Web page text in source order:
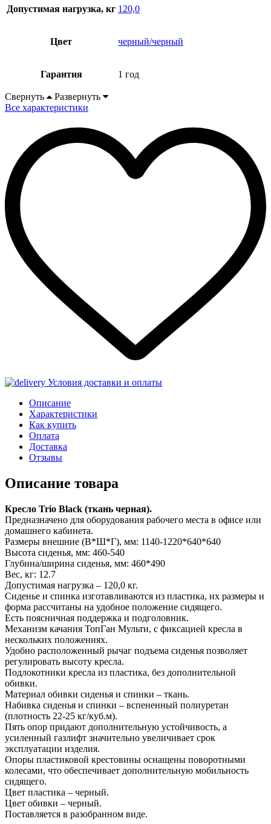
Допустимая нагрузка, кг 120,0
Цвет черный/черный
Гарантия 1 год
Свернуть
Развернуть
Все характеристики
Условия доставки и оплаты
Описание
Характеристики
Как купить
Оплата
Доставка
Отзывы
Описание товара
Кресло Trio Black (ткань черная).
Предназначено для оборудования рабочего места в офисе или
домашнего кабинета.
Размеры внешние (В*Ш*Г), мм: 1140-1220*640*640
Высота сиденья, мм: 460-540
Глубина/ширина сиденья, мм: 460*490
Вес, кг: 12.7
Допустимая нагрузка – 120,0 кг.
Сиденье и спинка изготавливаются из пластика, их размеры и
форма рассчитаны на удобное положение сидящего.
Есть поясничная поддержка и подголовник.
Механизм качания ТопГан Мульти, с фиксацией кресла в
нескольких положениях.
Удобно расположенный рычаг подъема сиденья позволяет
регулировать высоту кресла.
Подлокотники кресла из пластика, без дополнительной
обивки.
Материал обивки сиденья и спинки – ткань.
Набивка сиденья и спинки – вспененный полиуретан
(плотность 22-25 кг/куб.м).
Пять опор придают дополнительную устойчивость, а
усиленный газлифт значительно увеличивает срок
эксплуатации изделия.
Опоры пластиковой крестовины оснащены поворотными
колесами, что обеспечивает дополнительную мобильность
сидящего.
Цвет пластика – черный.
Цвет обивки – черный.
Поставляется в разобранном виде.